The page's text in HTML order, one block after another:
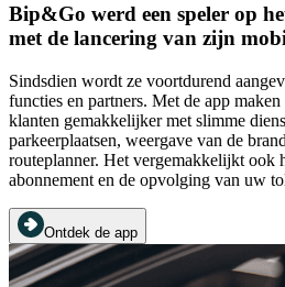
Bip&Go werd een speler op
met de lancering van zijn
Sindsdien wordt ze voortdurend
functies en partners. Met de app
klanten gemakkelijker met slimme
parkeerplaatsen, weergave van de
routeplanner. Het vergemakkelijkt ook
abonnement en de opvolging van uw
Ontdek de app